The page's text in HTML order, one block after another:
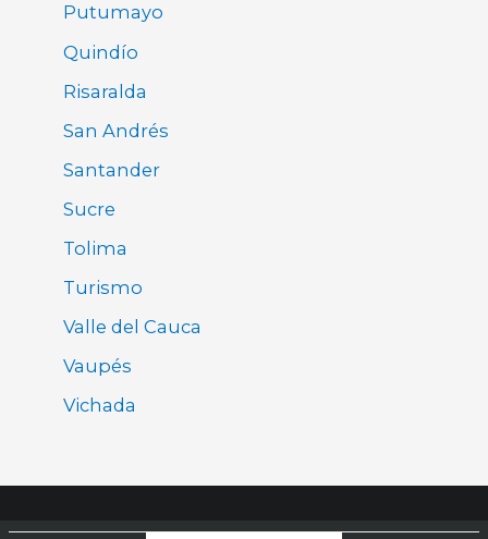
Putumayo
Quindío
Risaralda
San Andrés
Santander
Sucre
Tolima
Turismo
Valle del Cauca
Vaupés
Vichada